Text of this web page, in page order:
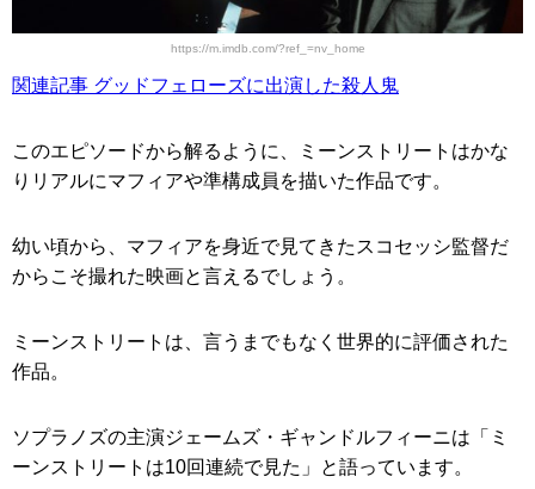
https://m.imdb.com/?ref_=nv_home
関連記事 グッドフェローズに出演した殺人鬼
このエピソードから解るように、ミーンストリートはかな
りリアルにマフィアや準構成員を描いた作品です。
幼い頃から、マフィアを身近で見てきたスコセッシ監督だ
からこそ撮れた映画と言えるでしょう。
ミーンストリートは、言うまでもなく世界的に評価された
作品。
ソプラノズの主演ジェームズ・ギャンドルフィーニは「ミ
ーンストリートは10回連続で見た」と語っています。